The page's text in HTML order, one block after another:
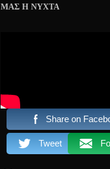
ΜΑΣ Η ΝΥΧΤΑ
Share on
Tweet